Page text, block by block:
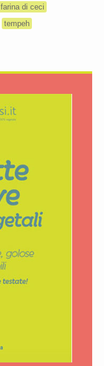
farina di ceci
tempeh